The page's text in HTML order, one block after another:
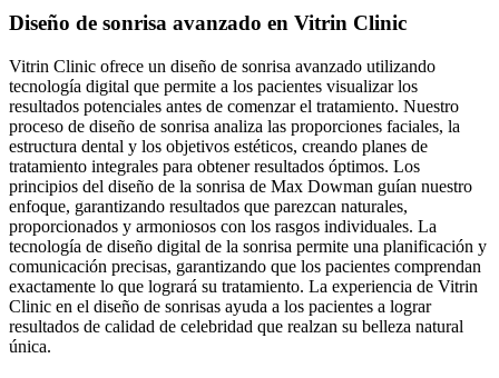
Diseño de sonrisa avanzado en Vitrin Clinic
Vitrin Clinic ofrece un diseño de sonrisa avanzado utilizando
tecnología digital que permite a los pacientes visualizar los
resultados potenciales antes de comenzar el tratamiento. Nuestro
proceso de diseño de sonrisa analiza las proporciones faciales, la
estructura dental y los objetivos estéticos, creando planes de
tratamiento integrales para obtener resultados óptimos. Los
principios del diseño de la sonrisa de Max Dowman guían nuestro
enfoque, garantizando resultados que parezcan naturales,
proporcionados y armoniosos con los rasgos individuales. La
tecnología de diseño digital de la sonrisa permite una planificación y
comunicación precisas, garantizando que los pacientes comprendan
exactamente lo que logrará su tratamiento. La experiencia de Vitrin
Clinic en el diseño de sonrisas ayuda a los pacientes a lograr
resultados de calidad de celebridad que realzan su belleza natural
única.